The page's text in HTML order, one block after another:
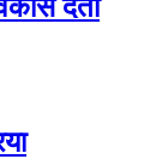
दर्ता